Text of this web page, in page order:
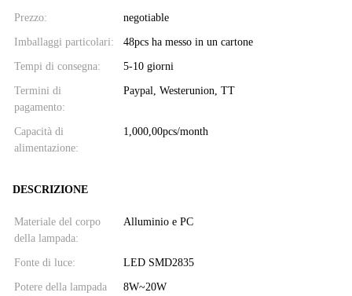
Prezzo: negotiable
Imballaggi particolari: 48pcs ha messo in un cartone
Tempi di consegna: 5-10 giorni
Termini di
pagamento:
Paypal, Westerunion, TT
Capacità di
alimentazione:
1,000,00pcs/month
DESCRIZIONE
Materiale del corpo
della lampada:
Alluminio e PC
Fonte di luce: LED SMD2835
Potere della lampada
8W~20W